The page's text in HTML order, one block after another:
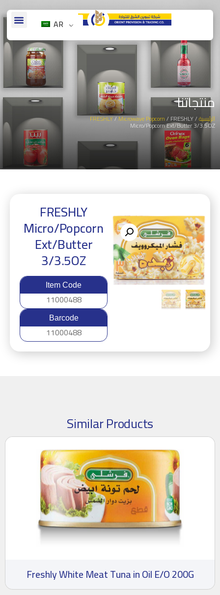
AR
منتجاتنا
الرئيسية/
FRESHLY/Microwave Popcorn/ FRESHLY
Micro/Popcorn Ext/Butter 3/3.5OZ
FRESHLY
Micro/Popcorn
Ext/Butter
3/3.5OZ
Item Code
11000488
Barcode
11000488
Similar Products
Freshly White Meat Tuna in Oil E/O 200G